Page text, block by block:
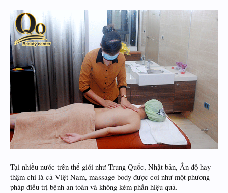
Tại nhiều nước trên thế giới như Trung Quốc, Nhật bản, Ấn độ hay
thậm chí là cả Việt Nam, massage body được coi như một phương
pháp điều trị bệnh an toàn và không kém phần hiệu quả.